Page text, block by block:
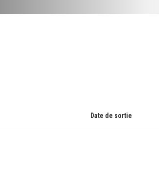
Date de sortie